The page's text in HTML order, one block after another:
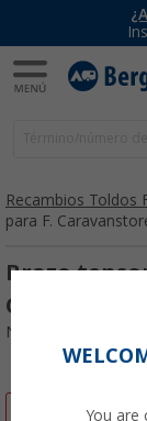
Recambios Toldos
para F.
Brazo
Caravanstore
Nº de artículo
You are